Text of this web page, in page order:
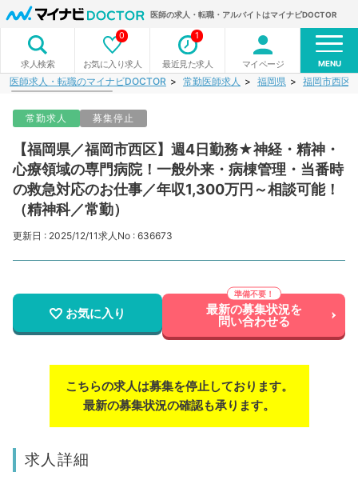
医師の求人・転職・アルバイトはマイナビDOCTOR
求人検索 お気に入り求人
0
最近見た求人
1
マイページ MENU
医師求人・転職のマイナビDOCTOR 常勤医師求人 福岡県 福岡市西区
常勤求人 募集停止
【福岡県／福岡市西区】週4日勤務★神経・精神・
心療領域の専門病院！一般外来・病棟管理・当番時
の救急対応のお仕事／年収1,300万円～相談可能！
（精神科／常勤）
更新日 : 2025/12/11求人No : 636673
お気に入り 最新の募集状況を
問い合わせる
こちらの求人は募集を停止しております。
最新の募集状況の確認も承ります。
求人詳細